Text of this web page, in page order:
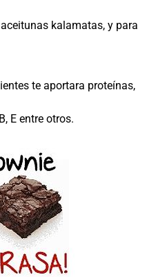
kalamatas, y para
te aportara proteínas,
E entre otros.